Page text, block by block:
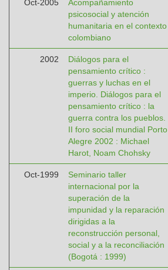
Oct-2005
Acompañamiento
psicosocial y atención
humanitaria en el contexto
colombiano
2002
Diálogos para el
pensamiento crítico :
guerras y luchas en el
imperio. Diálogos para el
pensamiento crítico : la
guerra contra los pueblos.
II foro social mundial Porto
Alegre 2002 : Michael
Harot, Noam Chohsky
Oct-1999
Seminario taller
internacional por la
superación de la
impunidad y la reparación
dirigidas a la
reconstrucción personal,
social y a la reconciliación
(Bogotá : 1999)